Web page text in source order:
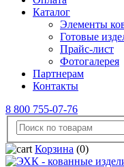
Каталог
Элементы
Готовые
Прайс-лист
Фотогалерея
Партнерам
Контакты
8 800 755-07-76
Корзина (0)